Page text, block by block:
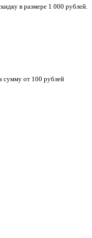
в размере 1 000 рублей.
сумму от 100 рублей